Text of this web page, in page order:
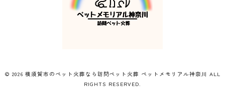
© 2026 横須賀市のペット火葬なら訪問ペット火葬 ペットメモリアル神奈川 ALL
RIGHTS RESERVED.